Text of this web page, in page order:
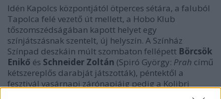
Idén Kapolcs központjától ötperces sétára, a faluból
Tapolca felé vezető út mellett, a Hobo Klub
tőszomszédságában kapott helyet egy
színjátszásnak szentelt, új helyszín. A Színház
Színpad deszkáin múlt szombaton fellépett Börcsök
Enikő és Schneider Zoltán (Spiró György: Prah című
kétszereplős darabját játszották), péntektől a
fesztivál vasárnapi zárónapjáig pedig a Kolibri